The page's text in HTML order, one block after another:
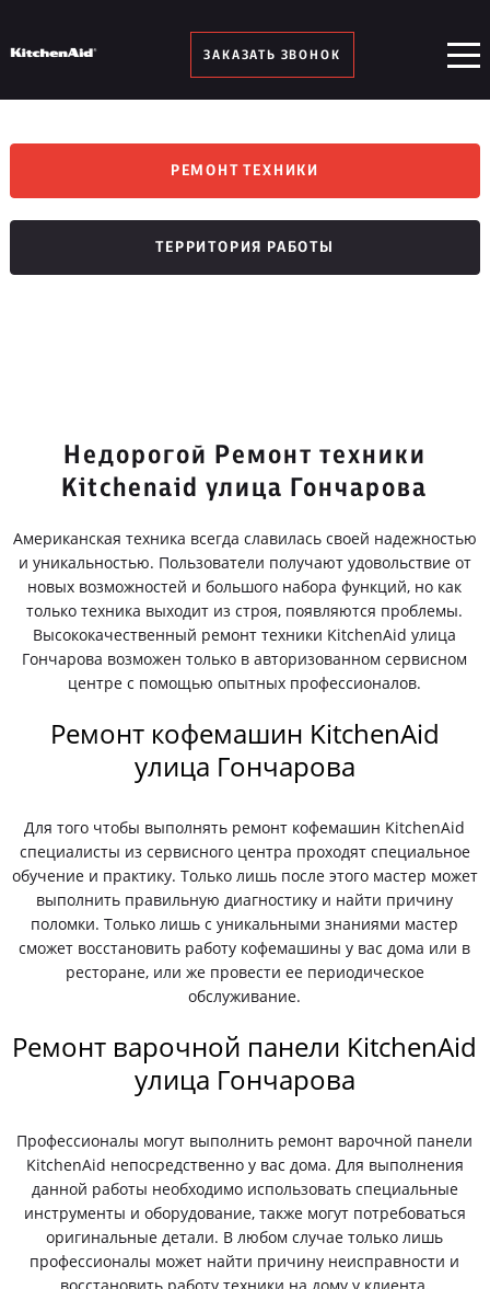
ЗАКАЗАТЬ ЗВОНОК
РЕМОНТ ТЕХНИКИ
ТЕРРИТОРИЯ РАБОТЫ
Недорогой Ремонт техники
Kitchenaid улица Гончарова
Американская техника всегда славилась своей надежностью
и уникальностью. Пользователи получают удовольствие от
новых возможностей и большого набора функций, но как
только техника выходит из строя, появляются проблемы.
Высококачественный ремонт техники KitchenAid улица
Гончарова возможен только в авторизованном сервисном
центре с помощью опытных профессионалов.
Ремонт кофемашин KitchenAid
улица Гончарова
Для того чтобы выполнять ремонт кофемашин KitchenAid
специалисты из сервисного центра проходят специальное
обучение и практику. Только лишь после этого мастер может
выполнить правильную диагностику и найти причину
поломки. Только лишь с уникальными знаниями мастер
сможет восстановить работу кофемашины у вас дома или в
ресторане, или же провести ее периодическое
обслуживание.
Ремонт варочной панели KitchenAid
улица Гончарова
Профессионалы могут выполнить ремонт варочной панели
KitchenAid непосредственно у вас дома. Для выполнения
данной работы необходимо использовать специальные
инструменты и оборудование, также могут потребоваться
оригинальные детали. В любом случае только лишь
профессионалы может найти причину неисправности и